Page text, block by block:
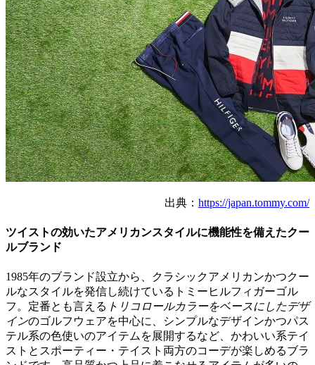
出典： https://japan.tommy.com/
ツイストの効いたアメリカンスタイルに機能性を備えたクー
ルブランド
1985年のブランド設立から、クラシックアメリカンかつクー
ルなスタイルを発信し続けているトミーヒルフィガーゴル
フ。定番とも言える トリコロールカラーをベースにしたデザ
インのゴルフウェアを中心に、シンプルなデザインかつパス
テル系の色使いのアイテムを展開するなど、かわいい系テイ
ストとスポーティー・テイスト両方のコーデが楽しめるブラ